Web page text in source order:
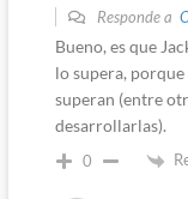
Responde a
Bueno, es que
lo supera,
superan (entre
desarrollarlas).
0